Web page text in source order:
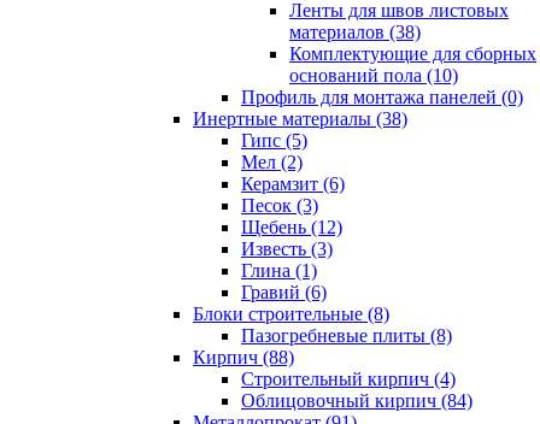
Ленты для швов листовых
материалов (38)
Комплектующие для сборных
оснований пола (10)
Профиль для монтажа панелей (0)
Инертные материалы (38)
Гипс (5)
Мел (2)
Керамзит (6)
Песок (3)
Щебень (12)
Известь (3)
Глина (1)
Гравий (6)
Блоки строительные (8)
Пазогребневые плиты (8)
Кирпич (88)
Строительный кирпич (4)
Облицовочный кирпич (84)